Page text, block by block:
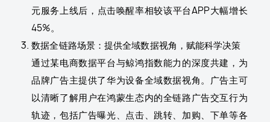
元服务上线后，点击唤醒率相较该平台APP大幅增长
45%。
数据全链路场景：提供全域数据视角，赋能科学决策
通过某电商数据平台与鲸鸿指数能力的深度共建，为
品牌广告主提供了华为设备全域数据视角。广告主可
以清晰了解用户在鸿蒙生态内的全链路广告交互行为
轨迹，包括广告曝光、点击、跳转、加购、下单等各